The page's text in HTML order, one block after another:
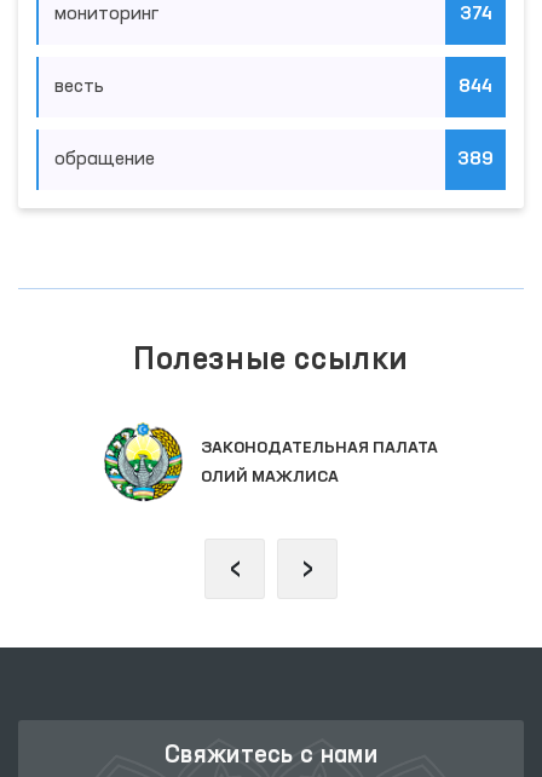
мониторинг 374
весть 844
обращение 389
Полезные ссылки
ЗАКОНОДАТЕЛЬНАЯ ПАЛАТА
ОЛИЙ МАЖЛИСА
‹ ›
Свяжитесь с нами